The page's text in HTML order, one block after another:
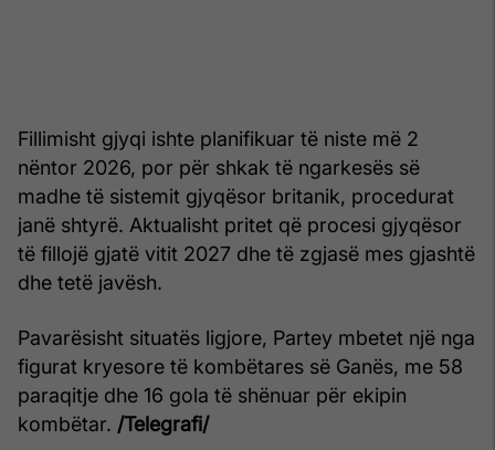
Fillimisht gjyqi ishte planifikuar të niste më 2
nëntor 2026, por për shkak të ngarkesës së
madhe të sistemit gjyqësor britanik, procedurat
janë shtyrë. Aktualisht pritet që procesi gjyqësor
të fillojë gjatë vitit 2027 dhe të zgjasë mes gjashtë
dhe tetë javësh.
Pavarësisht situatës ligjore, Partey mbetet një nga
figurat kryesore të kombëtares së Ganës, me 58
paraqitje dhe 16 gola të shënuar për ekipin
kombëtar. /Telegrafi/